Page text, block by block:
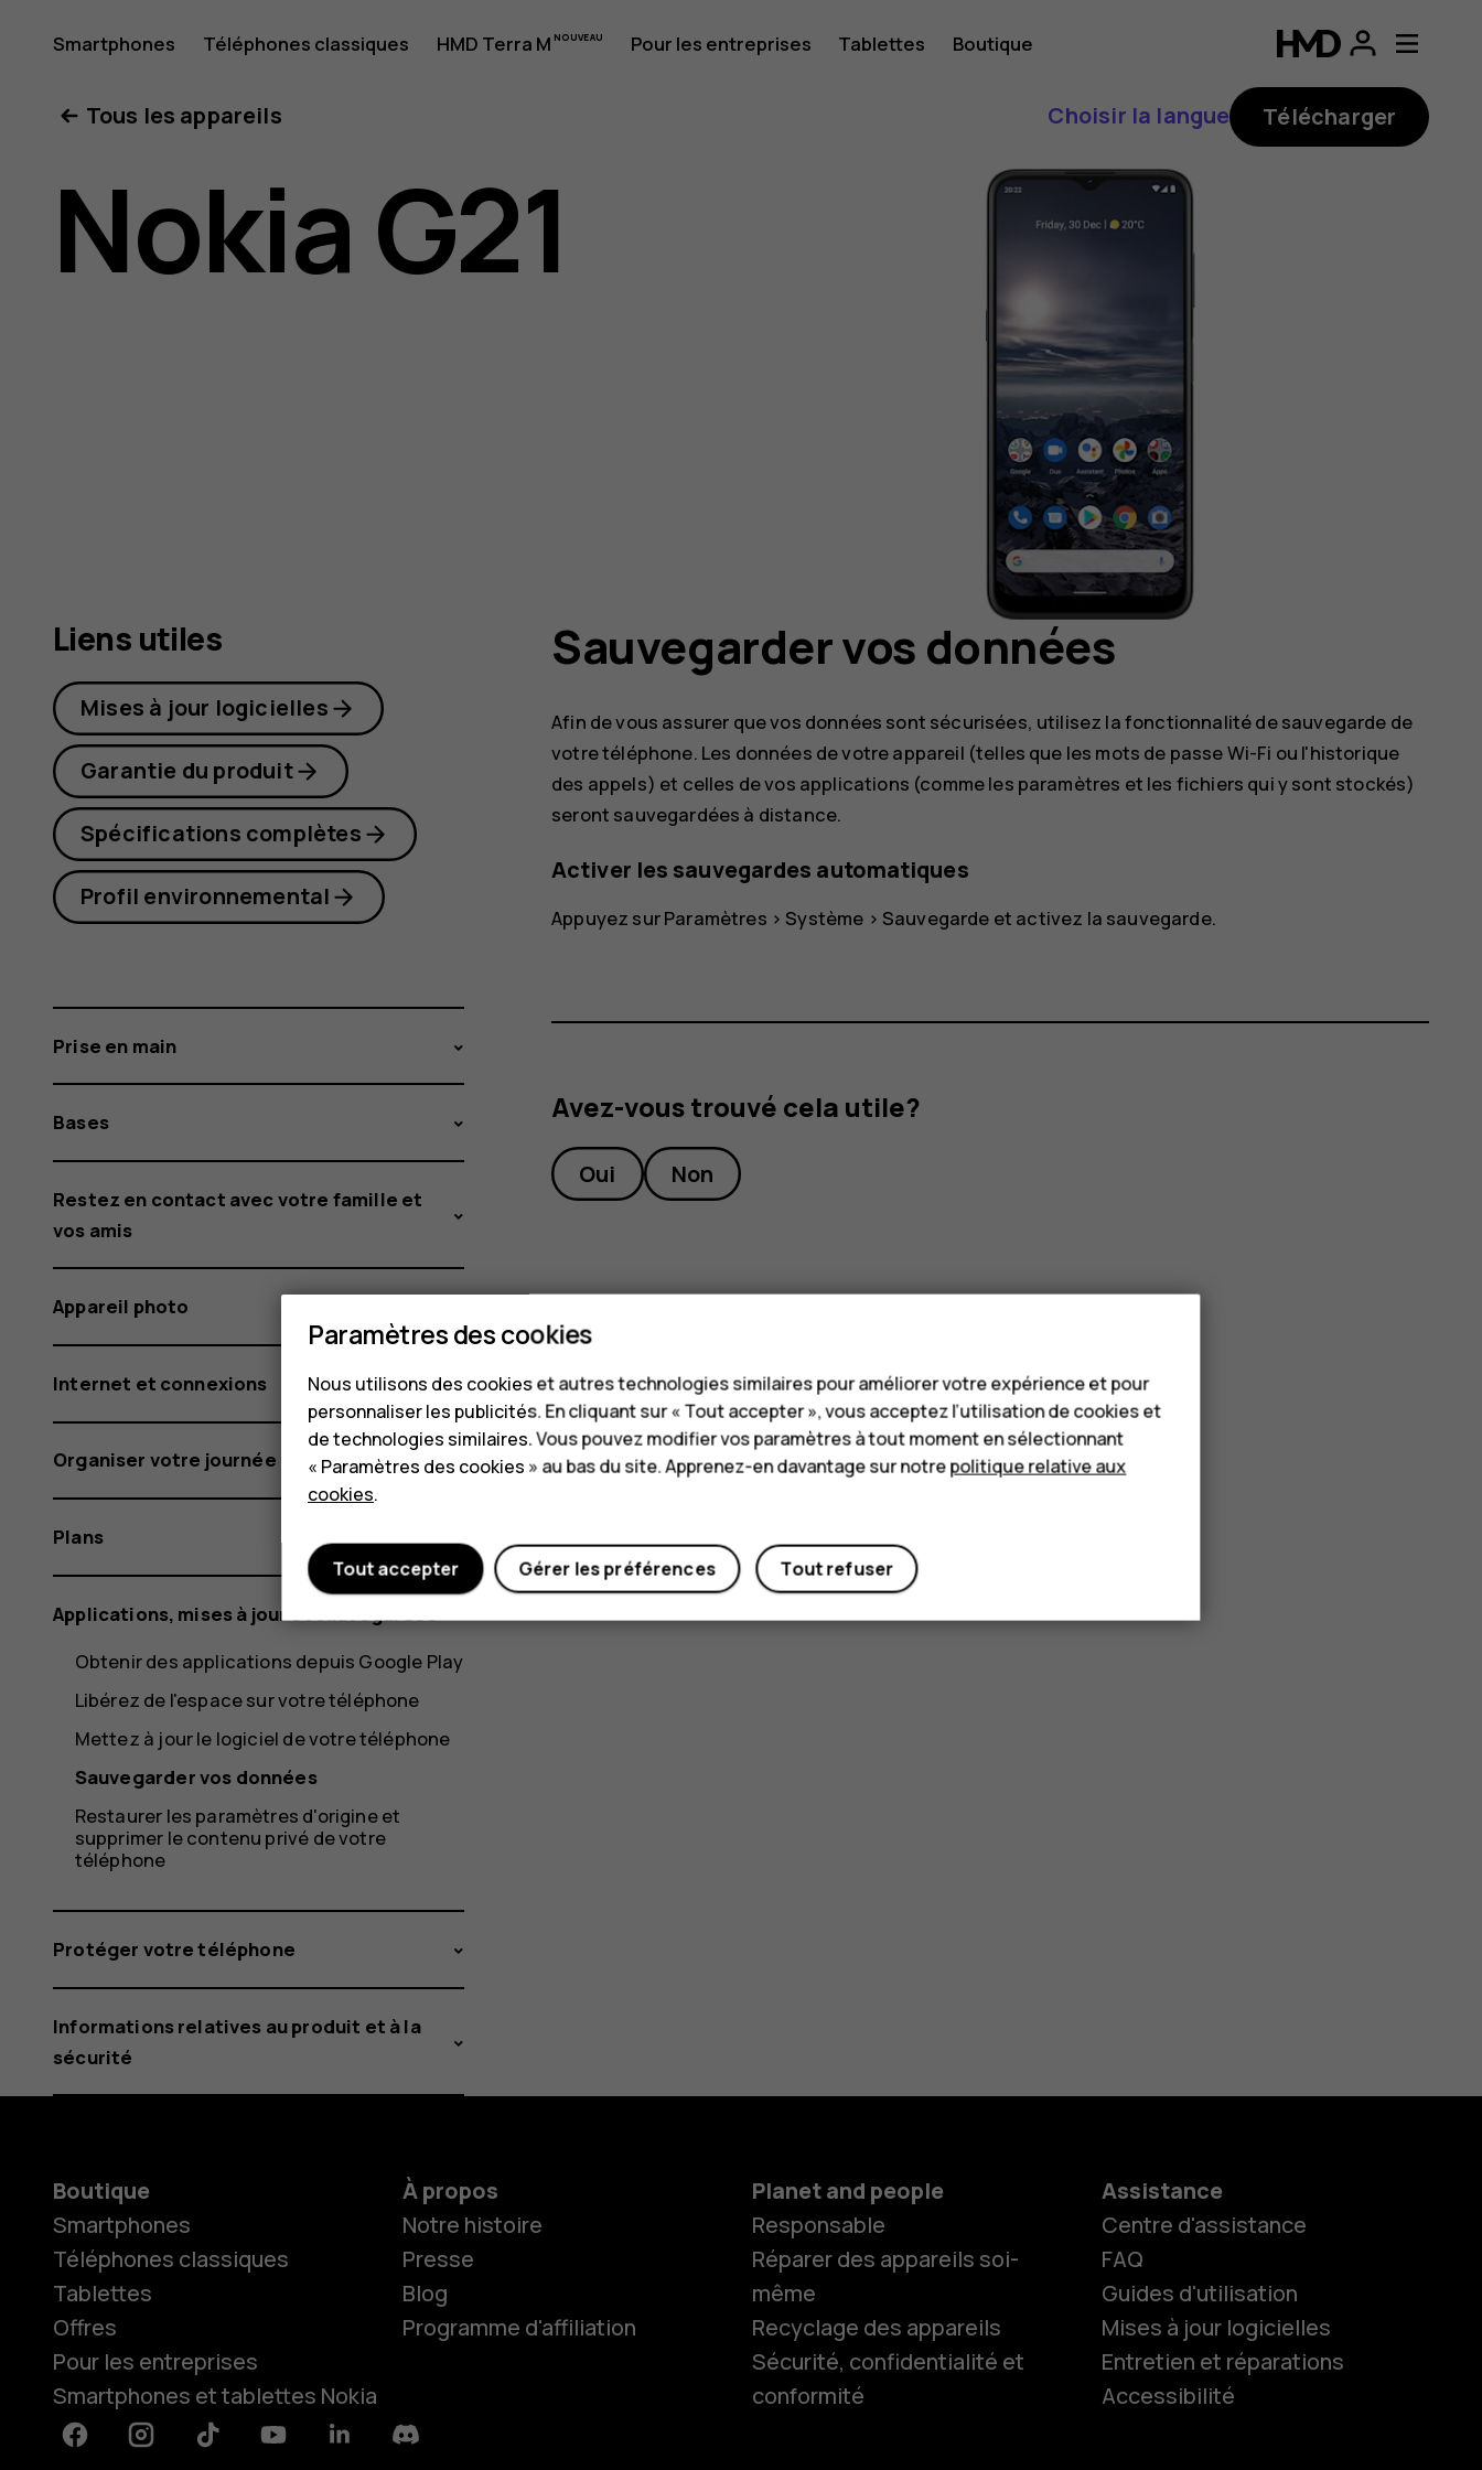
Guide
de
l'utilisateur
Smartphones Téléphones classiques HMD Terra M Pour les entreprises Tablettes Boutique
Smartphones
Tous les appareils
Choisir la langue Télécharger
Nokia G21
Sauvegarder vos données
Afin de vous assurer que vos données sont sécurisées, utilisez la fonctionnalité de sauvegarde de
votre téléphone. Les données de votre appareil (telles que les mots de passe Wi-Fi ou l'historique
des appels) et celles de vos applications (comme les paramètres et les fichiers qui y sont stockés)
seront sauvegardées à distance.
Activer les sauvegardes automatiques
Appuyez surParamètres > Système > Sauvegarde et activez la sauvegarde.
Avez-vous trouvé cela utile?
Oui Non
Liens utiles
Mises à jour logicielles
Garantie du produit
Spécifications complètes
Profil environnemental
Prise en main
Bases
Restez en contact avec votre famille et
vos amis
Appareil photo
Internet et connexions
Organiser votre journée
Plans
Applications, mises à jour et sauvegardes
Obtenir des applications depuis Google Play
Libérez de l'espace sur votre téléphone
Mettez à jour le logiciel de votre téléphone
Sauvegarder vos données
Restaurer les paramètres d'origine et
supprimer le contenu privé de votre
téléphone
Protéger votre téléphone
Informations relatives au produit et à la
sécurité
Boutique
Smartphones
Téléphones classiques
Tablettes
Offres
Pour les entreprises
Smartphones et tablettes Nokia
À propos
Notre histoire
Presse
Blog
Programme d'affiliation
Planet and people
Responsable
Réparer des appareils soi-
même
Recyclage des appareils
Sécurité, confidentialité et
conformité
Assistance
Centre d'assistance
FAQ
Guides d'utilisation
Mises à jour logicielles
Entretien et réparations
Accessibilité
FacebookInstagramTiktok YoutubeLinkedinDiscord
Paramètres des cookies
Nous utilisons des cookies et autres technologies similaires pour améliorer votre expérience et pour
personnaliser les publicités. En cliquant sur « Tout accepter », vous acceptez l’utilisation de cookies et
de technologies similaires. Vous pouvez modifier vos paramètres à tout moment en sélectionnant
« Paramètres des cookies » au bas du site. Apprenez-en davantage sur notrepolitique relative aux
cookies.
Tout refuser
Gérer les préférences
Tout accepter